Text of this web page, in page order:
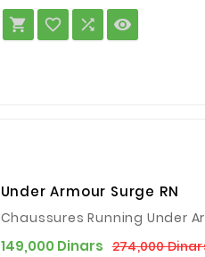
   
Under Armour Surge RN
Chaussures Running Under
149,000 Dinars 274,000